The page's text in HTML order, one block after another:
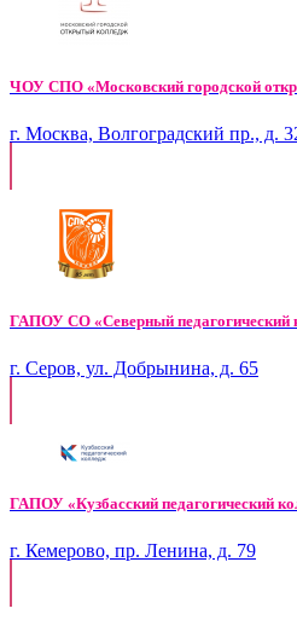
ЧОУ СПО «Московский городской
г. Москва, Волгоградский пр., д.
ГАПОУ СО «Северный педагогический
г. Серов, ул. Добрынина, д. 65
ГАПОУ «Кузбасский педагогический
г. Кемерово, пр. Ленина, д. 79